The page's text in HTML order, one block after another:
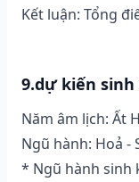
Kết luận: Tổng
9.dự kiến sinh
Năm âm lịch: Ất
Ngũ hành: Hoả -
* Ngũ hành sinh